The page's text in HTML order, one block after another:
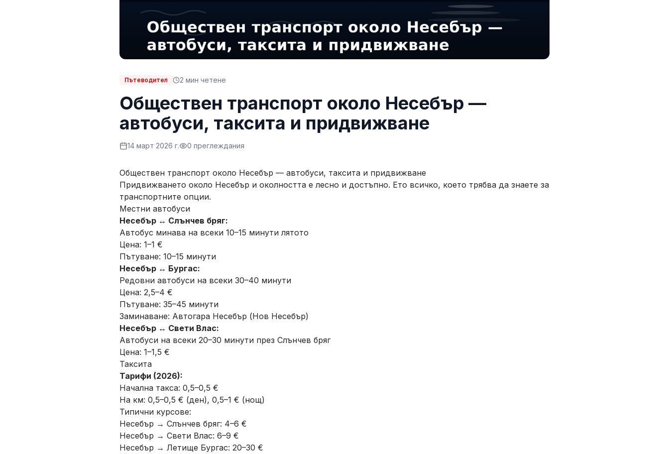
Пътеводител 2 мин четене
Обществен транспорт около Несебър —
автобуси, таксита и придвижване
14 март 2026 г. 0 преглеждания
Обществен транспорт около Несебър — автобуси, таксита и придвижване
Придвижването около Несебър и околността е лесно и достъпно. Ето всичко, което трябва да знаете за
транспортните опции.
Местни автобуси
Несебър ↔ Слънчев бряг:
Автобус минава на всеки 10–15 минути лятото
Цена: 1–1 €
Пътуване: 10–15 минути
Несебър ↔ Бургас:
Редовни автобуси на всеки 30–40 минути
Цена: 2,5–4 €
Пътуване: 35–45 минути
Заминаване: Автогара Несебър (Нов Несебър)
Несебър ↔ Свети Влас:
Автобуси на всеки 20–30 минути през Слънчев бряг
Цена: 1–1,5 €
Таксита
Тарифи (2026):
Начална такса: 0,5–0,5 €
На км: 0,5–0,5 € (ден), 0,5–1 € (нощ)
Типични курсове:
Несебър → Слънчев бряг: 4–6 €
Несебър → Свети Влас: 6–9 €
Несебър → Летище Бургас: 20–30 €